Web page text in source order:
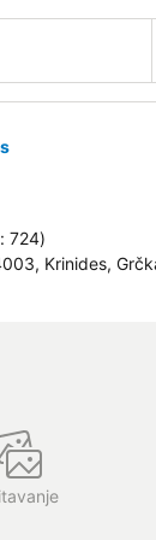
724)
Krinides,